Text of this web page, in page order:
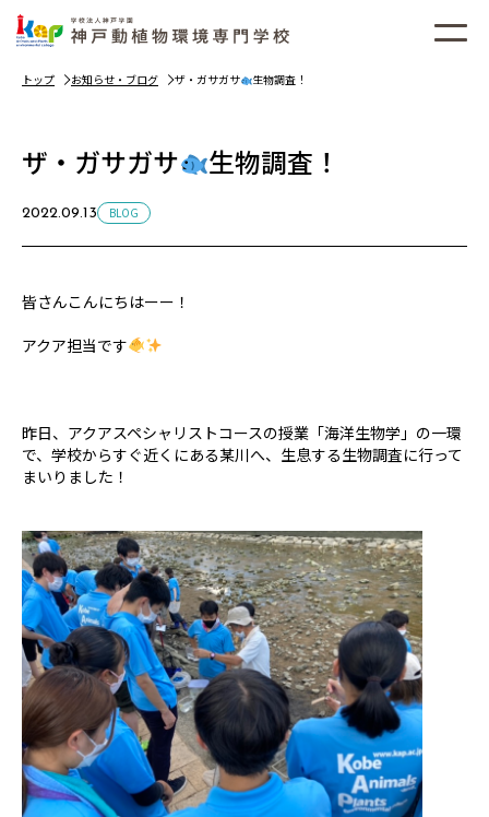
トップ お知らせ・ブログ ザ・ガサガサ 生物調査！
ザ・ガサガサ 生物調査！
2022.09.13 BLOG
皆さんこんにちはーー！
アクア担当です
昨日、アクアスペシャリストコースの授業「海洋生物学」の一環
で、学校からすぐ近くにある某川へ、生息する生物調査に行って
まいりました！